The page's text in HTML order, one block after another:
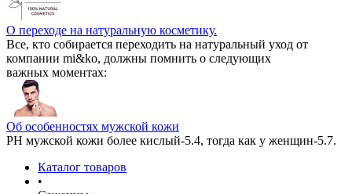
О переходе на натуральную косметику.
Все, кто собирается переходить на натуральный уход от
компании mi&ko, должны помнить о следующих
важных моментах:
Об особенностях мужской кожи
РН мужской кожи более кислый-5.4, тогда как у женщин-5.7.
Каталог товаров
•